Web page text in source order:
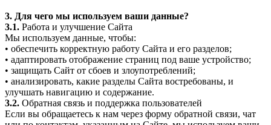
3. Для чего мы используем ваши данные?
3.1. Работа и улучшение Сайта
Мы используем данные, чтобы:
• обеспечить корректную работу Сайта и его разделов;
• адаптировать отображение страниц под ваше устройство;
• защищать Сайт от сбоев и злоупотреблений;
• анализировать, какие разделы Сайта востребованы, и
улучшать навигацию и содержание.
3.2. Обратная связь и поддержка пользователей
Если вы обращаетесь к нам через форму обратной связи, чат